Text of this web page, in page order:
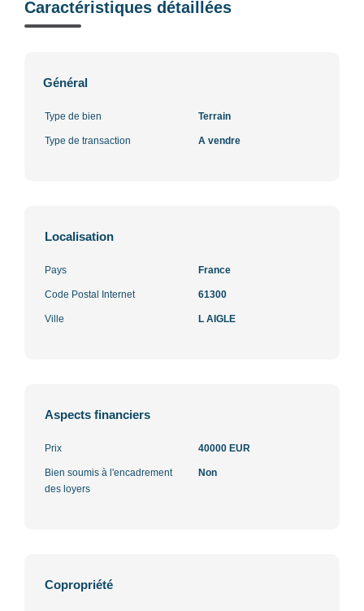
Caractéristiques détaillées
Général
Type de bien Terrain
Type de transaction A vendre
Localisation
Pays France
Code Postal Internet 61300
Ville L AIGLE
Aspects financiers
Prix 40000 EUR
Bien soumis à l'encadrement
des loyers
Non
Copropriété